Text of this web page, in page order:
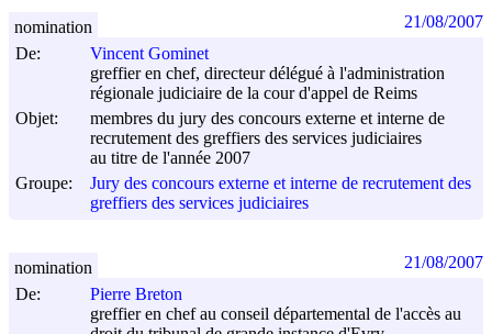
De:
Vincent Gominet
greffier en chef, directeur délégué à l'administration
régionale judiciaire de la cour d'appel de Reims
Objet:
membres du jury des concours externe et interne de
recrutement des greffiers des services judiciaires
au titre de l'année 2007
Groupe:
Jury des concours externe et interne de recrutement des
greffiers des services judiciaires
nomination 21/08/2007
De:
Pierre Breton
greffier en chef au conseil départemental de l'accès au
nomination 21/08/2007